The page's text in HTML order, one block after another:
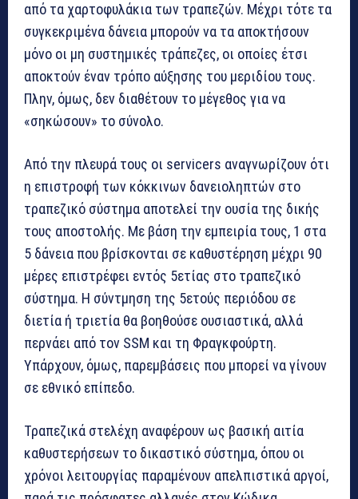
από τα χαρτοφυλάκια των τραπεζών. Μέχρι τότε τα
συγκεκριμένα δάνεια μπορούν να τα αποκτήσουν
μόνο οι μη συστημικές τράπεζες, οι οποίες έτσι
αποκτούν έναν τρόπο αύξησης του μεριδίου τους.
Πλην, όμως, δεν διαθέτουν το μέγεθος για να
«σηκώσουν» το σύνολο.
Από την πλευρά τους οι servicers αναγνωρίζουν ότι
η επιστροφή των κόκκινων δανειοληπτών στο
τραπεζικό σύστημα αποτελεί την ουσία της δικής
τους αποστολής. Με βάση την εμπειρία τους, 1 στα
5 δάνεια που βρίσκονται σε καθυστέρηση μέχρι 90
μέρες επιστρέφει εντός 5ετίας στο τραπεζικό
σύστημα. Η σύντμηση της 5ετούς περιόδου σε
διετία ή τριετία θα βοηθούσε ουσιαστικά, αλλά
περνάει από τον SSM και τη Φραγκφούρτη.
Υπάρχουν, όμως, παρεμβάσεις που μπορεί να γίνουν
σε εθνικό επίπεδο.
Τραπεζικά στελέχη αναφέρουν ως βασική αιτία
καθυστερήσεων το δικαστικό σύστημα, όπου οι
χρόνοι λειτουργίας παραμένουν απελπιστικά αργοί,